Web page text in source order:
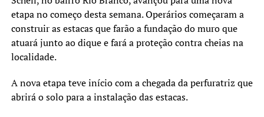
etapa no começo desta semana. Operários começaram a
construir as estacas que farão a fundação do muro que
atuará junto ao dique e fará a proteção contra cheias na
localidade.
A nova etapa teve início com a chegada da perfuratriz que
abrirá o solo para a instalação das estacas.